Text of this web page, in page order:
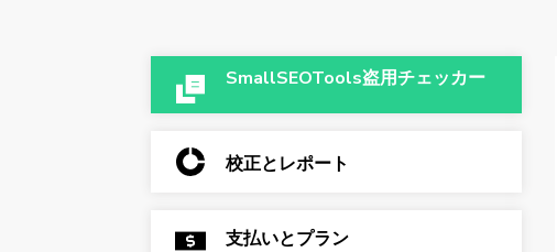
SmallSEOTools盗用チェッカー
校正とレポート
支払いとプラン